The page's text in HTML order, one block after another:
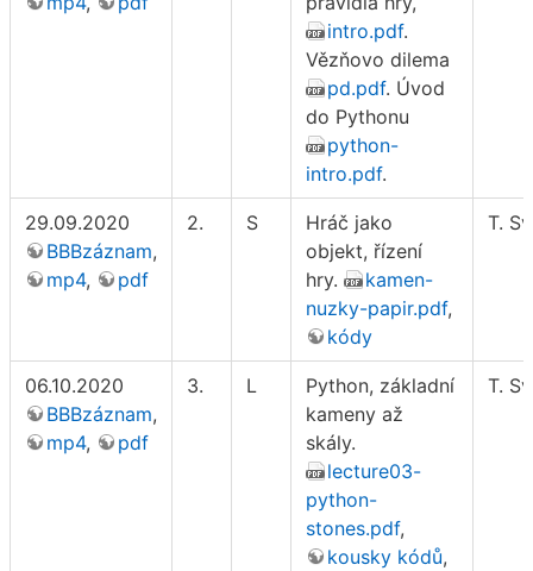
intro.pdf.
Vězňovo dilema
pd.pdf. Úvod
do Pythonu
python-
intro.pdf.
29.09.2020
BBBzáznam,
mp4, pdf
2. S
Hráč jako
objekt, řízení
hry.
kamen-
nuzky-papir.pdf,
kódy
T.
06.10.2020
BBBzáznam,
mp4, pdf
3. L
Python, základní
kameny až
skály.
lecture03-
python-
stones.pdf,
kousky kódů,
T.